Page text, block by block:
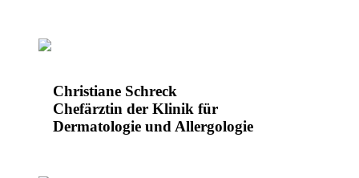
Christiane Schreck
Chefärztin der Klinik für
Dermatologie und Allergologie